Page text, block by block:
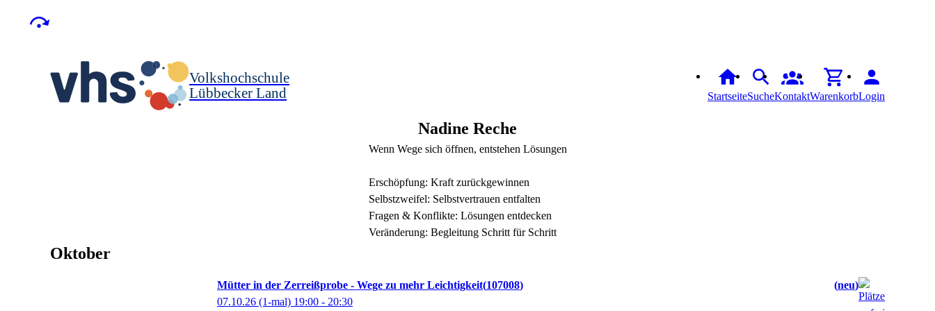
Volkshochschule
Lübbecker Land
StartseiteSucheKontaktWarenkorbLogin
Nadine Reche
Wenn Wege sich öffnen, entstehen Lösungen
Erschöpfung: Kraft zurückgewinnen
Selbstzweifel: Selbstvertrauen entfalten
Fragen & Konflikte: Lösungen entdecken
Veränderung: Begleitung Schritt für Schritt
Oktober
Mütter in der Zerreißprobe - Wege zu mehr Leichtigkeit 107008
neu
07.10.26 (1-mal) 19:00 - 20:30